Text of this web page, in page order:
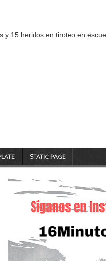
y 15 heridos en tiroteo en
STATIC PAGE